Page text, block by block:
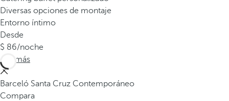
Diversas opciones de montaje
Entorno íntimo
Desde
86/noche
Ver más
Barceló Santa Cruz Contemporáneo
Compara